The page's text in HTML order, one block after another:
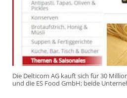
Die Delticom AG kauft sich für 30
und die ES Food GmbH; beide